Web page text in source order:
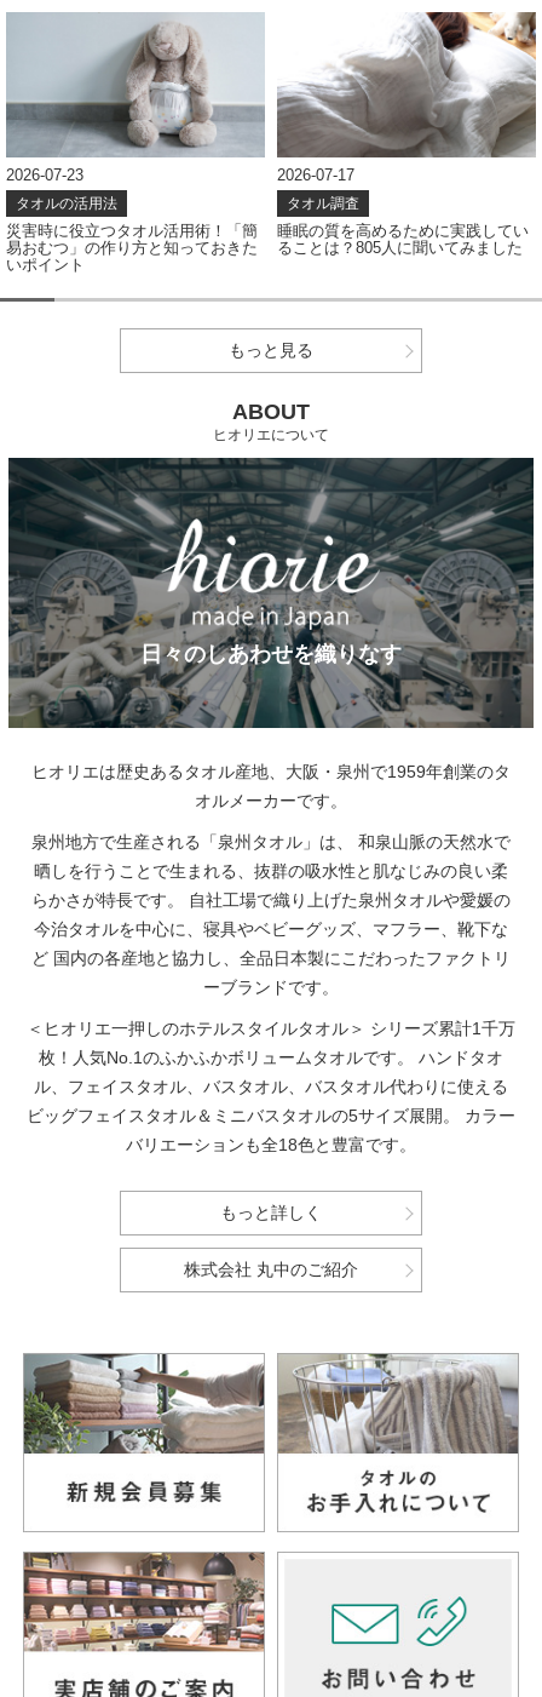
2026-07-17
タオル調査
睡眠の質を高めるために実践してい
ることは？805人に聞いてみました
2026-07-08
タオル調査
タオルの色、どう選ぶ？アンケート
結果から見えたカラー選びのポイン
もっと見る
ABOUT
ヒオリエについて
日々のしあわせを織りなす
ヒオリエは歴史あるタオル産地、大阪・泉州で1959年創業のタ
オルメーカーです。
泉州地方で生産される「泉州タオル」は、
和泉山脈の天然水で
晒しを行うことで生まれる、抜群の吸水性と肌なじみの良い柔
らかさが特長です。
自社工場で織り上げた泉州タオルや愛媛の
今治タオルを中心に、寝具やベビーグッズ、マフラー、靴下な
ど 国内の各産地と協力し、全品日本製にこだわったファクトリ
ーブランドです。
＜ヒオリエ一押しのホテルスタイルタオル＞ シリーズ累計1千万
枚！人気No.1のふかふかボリュームタオルです。
ハンドタオ
ル、フェイスタオル、バスタオル、バスタオル代わりに使える
ビッグフェイスタオル＆ミニバスタオルの5サイズ展開。
カラー
バリエーションも全18色と豊富です。
もっと詳しく
株式会社 丸中のご紹介